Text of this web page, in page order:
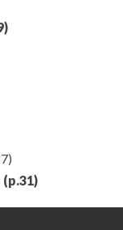
(p.31)